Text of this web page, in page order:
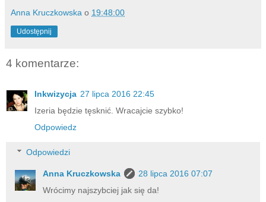
Anna Kruczkowska o 19:48:00
Udostępnij
4 komentarze:
Inkwizycja 27 lipca 2016 22:45
Izeria będzie tęsknić. Wracajcie szybko!
Odpowiedz
Odpowiedzi
Anna Kruczkowska
28 lipca 2016 07:07
Wrócimy najszybciej jak się da!